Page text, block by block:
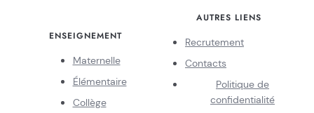
ENSEIGNEMENT
Maternelle
Élémentaire
Collège
AUTRES LIENS
Recrutement
Contacts
Politique de
confidentialité